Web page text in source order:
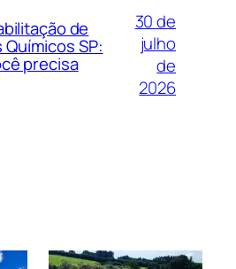
de
SP:
precisa
30 de
julho
de
2026